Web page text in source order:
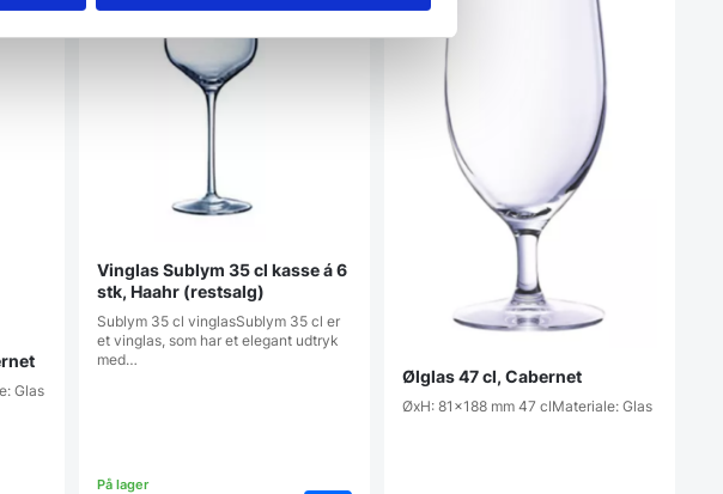
Glas
Vinglas Sublym 35 cl kasse á 6
stk, Haahr (restsalg)
Sublym 35 cl vinglasSublym 35 cl er
et vinglas, som har et elegant udtryk
med…
Ølglas 47 cl, Cabernet
ØxH: 81x188 mm 47 clMateriale: Glas